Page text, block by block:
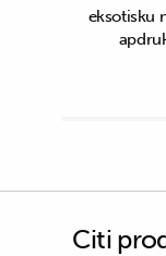
eksotisku
Citi